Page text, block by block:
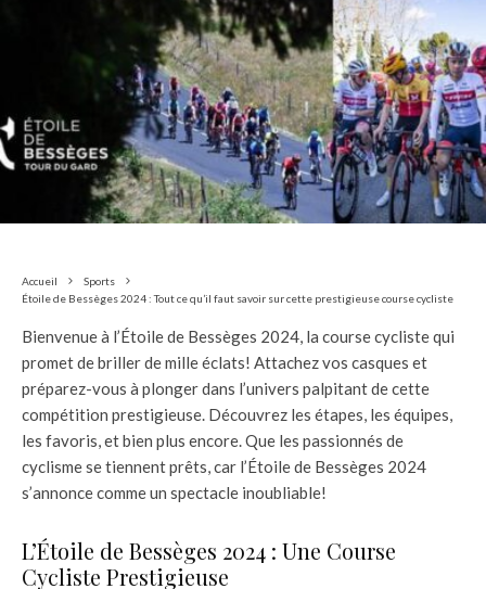
Accueil
Sports
Étoile de Bessèges 2024 : Tout ce qu’il faut savoir sur cette prestigieuse course cycliste
Bienvenue à l’Étoile de Bessèges 2024, la course cycliste qui
promet de briller de mille éclats! Attachez vos casques et
préparez-vous à plonger dans l’univers palpitant de cette
compétition prestigieuse. Découvrez les étapes, les équipes,
les favoris, et bien plus encore. Que les passionnés de
cyclisme se tiennent prêts, car l’Étoile de Bessèges 2024
s’annonce comme un spectacle inoubliable!
L’Étoile de Bessèges 2024 : Une Course
Cycliste Prestigieuse